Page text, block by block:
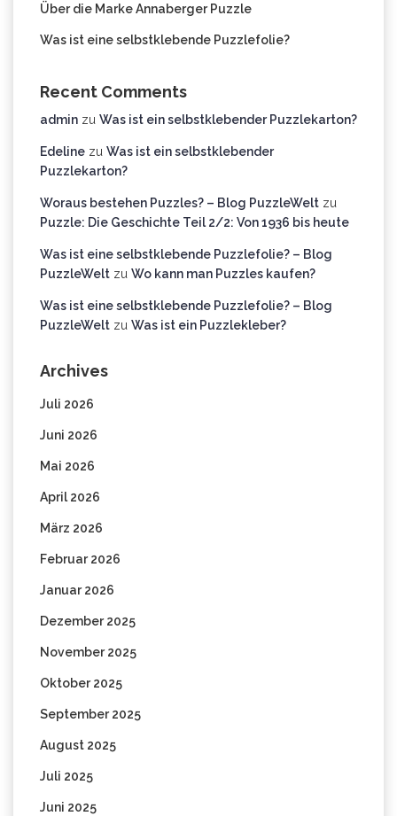
Über die Marke Annaberger Puzzle
Was ist eine selbstklebende Puzzlefolie?
Recent Comments
admin zu Was ist ein selbstklebender Puzzlekarton?
Edeline zu Was ist ein selbstklebender
Puzzlekarton?
Woraus bestehen Puzzles? – Blog PuzzleWelt zu
Puzzle: Die Geschichte Teil 2/2: Von 1936 bis heute
Was ist eine selbstklebende Puzzlefolie? – Blog
PuzzleWelt zu Wo kann man Puzzles kaufen?
Was ist eine selbstklebende Puzzlefolie? – Blog
PuzzleWelt zu Was ist ein Puzzlekleber?
Archives
Juli 2026
Juni 2026
Mai 2026
April 2026
März 2026
Februar 2026
Januar 2026
Dezember 2025
November 2025
Oktober 2025
September 2025
August 2025
Juli 2025
Juni 2025